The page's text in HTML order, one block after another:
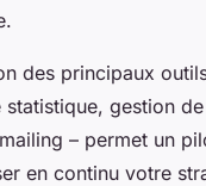
des principaux
gestion
– permet un
en continu votre